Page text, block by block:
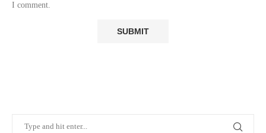
I comment.